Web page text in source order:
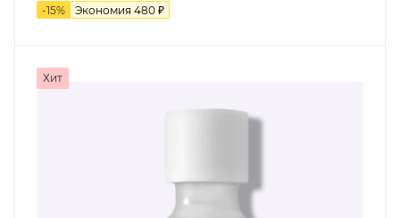
-15% Экономия 480 ₽
Хит